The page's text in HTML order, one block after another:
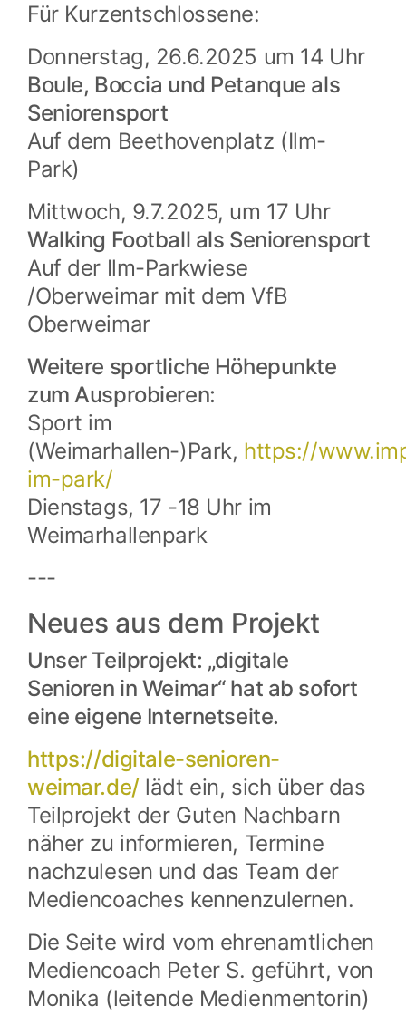
Für Kurzentschlossene:
Donnerstag, 26.6.2025 um 14 Uhr
Boule, Boccia und Petanque als
Seniorensport
Auf dem Beethovenplatz (Ilm-
Park)
Mittwoch, 9.7.2025, um 17 Uhr
Walking Football als Seniorensport
Auf der Ilm-Parkwiese
/Oberweimar mit dem VfB
Oberweimar
Weitere sportliche Höhepunkte
zum Ausprobieren:
Sport im
(Weimarhallen-)Park, https://
im-park/
Dienstags, 17 -18 Uhr im
Weimarhallenpark
---
Neues aus dem Projekt
Unser Teilprojekt: „digitale
Senioren in Weimar“ hat ab sofort
eine eigene Internetseite.
https://digitale-senioren-
weimar.de/lädt ein, sich über das
Teilprojekt der Guten Nachbarn
näher zu informieren, Termine
nachzulesen und das Team der
Mediencoaches kennenzulernen.
Die Seite wird vom ehrenamtlichen
Mediencoach Peter S. geführt, von
Monika (leitende Medienmentorin)